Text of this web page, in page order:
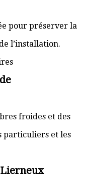
pour préserver la
l’installation.
froides et des
particuliers et les